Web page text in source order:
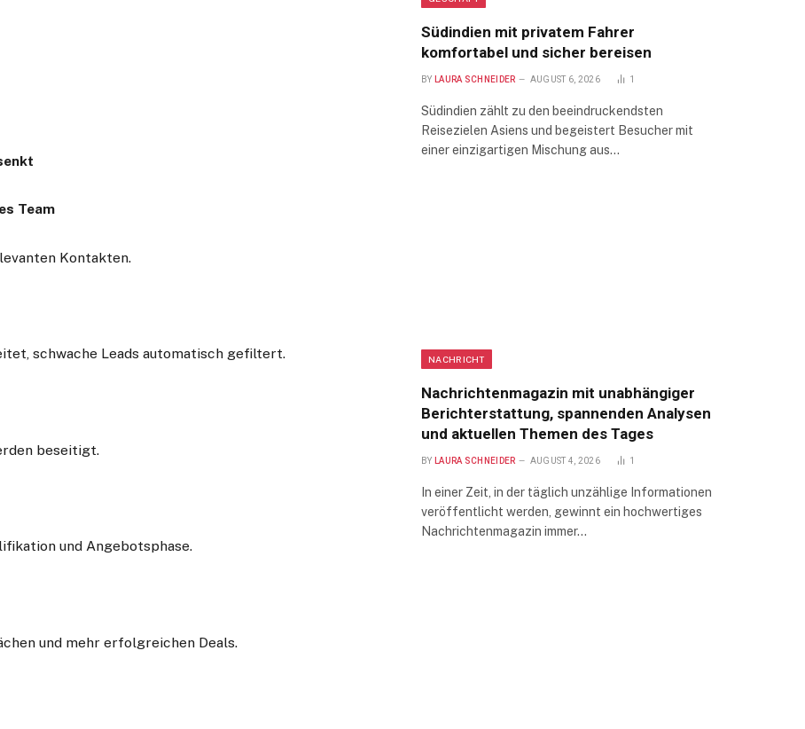
Team
Kontakten.
schwache Leads automatisch gefiltert.
beseitigt.
und Angebotsphase.
und mehr erfolgreichen Deals.
Südindien mit privatem Fahrer
komfortabel und sicher bereisen
BY LAURA SCHNEIDER AUGUST 6, 2026 1
Südindien zählt zu den beeindruckendsten
Reisezielen Asiens und begeistert Besucher mit
einer einzigartigen Mischung aus…
NACHRICHT
Nachrichtenmagazin mit unabhängiger
Berichterstattung, spannenden Analysen
und aktuellen Themen des Tages
BY LAURA SCHNEIDER AUGUST 4, 2026 1
In einer Zeit, in der täglich unzählige Informationen
veröffentlicht werden, gewinnt ein hochwertiges
Nachrichtenmagazin immer…